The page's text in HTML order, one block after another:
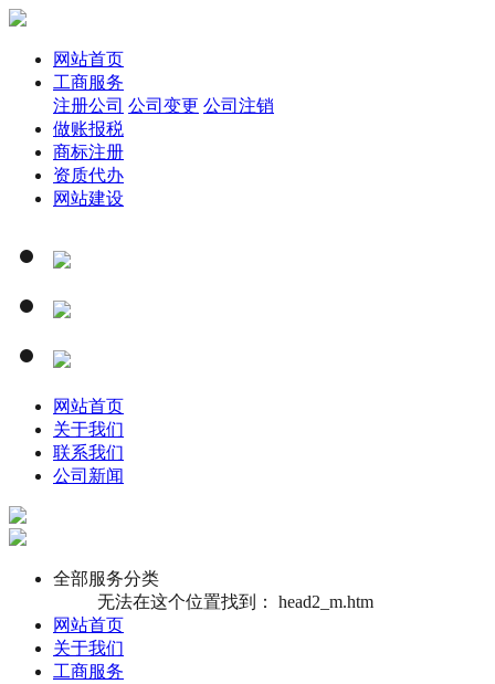
网站首页
工商服务
注册公司 公司变更 公司注销
做账报税
商标注册
资质代办
网站建设
网站首页
关于我们
联系我们
公司新闻
全部服务分类
无法在这个位置找到： head2_m.htm
网站首页
关于我们
工商服务